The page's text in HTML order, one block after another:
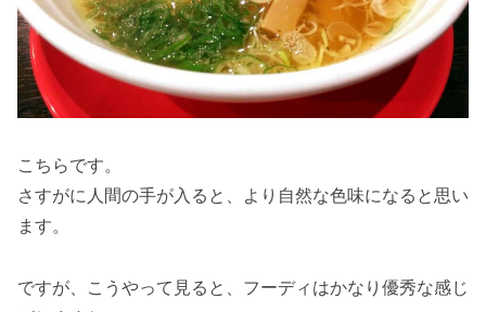
こちらです。
さすがに人間の手が入ると、より自然な色味になると思い
ます。
ですが、こうやって見ると、フーディはかなり優秀な感じ